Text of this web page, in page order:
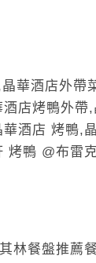
林餐盤推薦